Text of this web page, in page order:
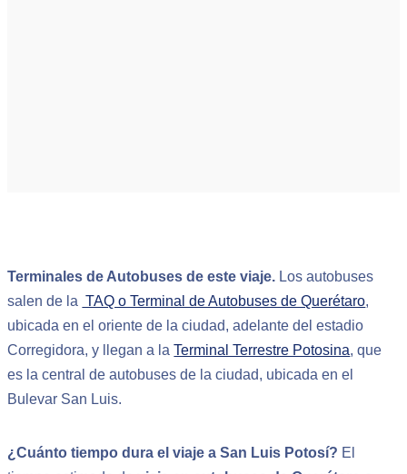
Terminales de Autobuses de este viaje. Los autobuses
salen de la TAQ o Terminal de Autobuses de Querétaro,
ubicada en el oriente de la ciudad, adelante del estadio
Corregidora, y llegan a laTerminal Terrestre Potosina, que
es la central de autobuses de la ciudad, ubicada en el
Bulevar San Luis.
¿Cuánto tiempo dura el viaje a San Luis Potosí? El